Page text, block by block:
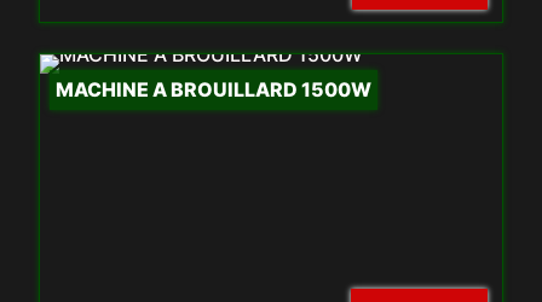
MACHINE A BROUILLARD 1500W